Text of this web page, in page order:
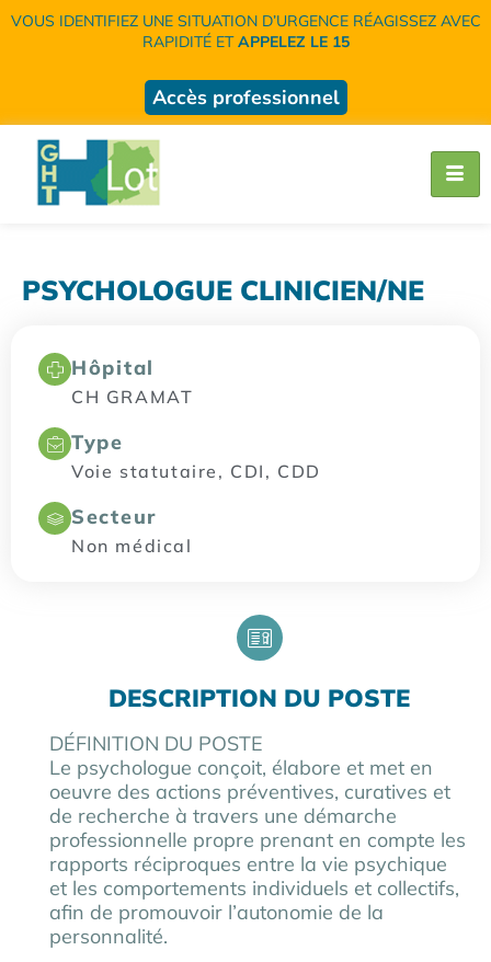
VOUS IDENTIFIEZ UNE SITUATION D’URGENCE RÉAGISSEZ AVEC
RAPIDITÉ ETAPPELEZ LE 15
Accès professionnel
PSYCHOLOGUE CLINICIEN/NE
Hôpital
CH GRAMAT
Type
Voie statutaire, CDI, CDD
Secteur
Non médical
DESCRIPTION DU POSTE
DÉFINITION DU POSTE
Le psychologue conçoit, élabore et met en
oeuvre des actions préventives, curatives et
de recherche à travers une démarche
professionnelle propre prenant en compte les
rapports réciproques entre la vie psychique
et les comportements individuels et collectifs,
afin de promouvoir l’autonomie de la
personnalité.